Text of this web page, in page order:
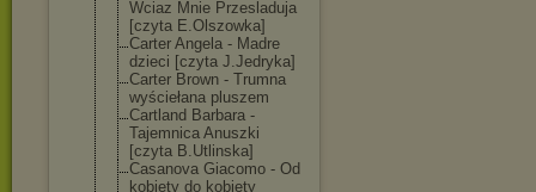
Wciaz Mnie Przesladuja
[czyta E.Olszowka]
Carter Angela - Madre
dzieci [czyta J.Jedryka]
Carter Brown - Trumna
wyściełana pluszem
Cartland Barbara -
Tajemnica Anuszki
[czyta B.Utlinska]
Casanova Giacomo - Od
kobiety do kobiety